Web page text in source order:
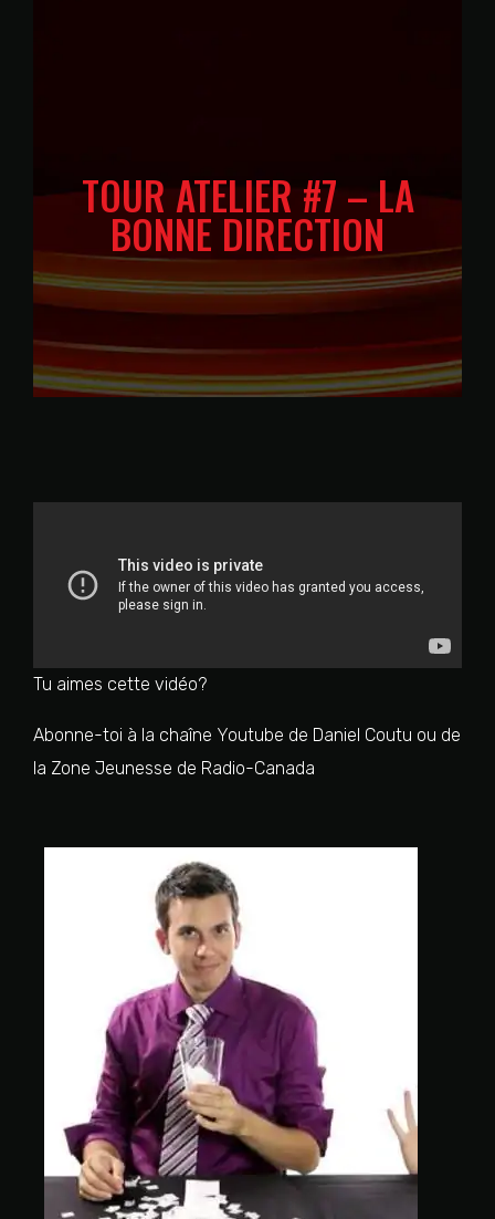
TOUR ATELIER #7 – LA
BONNE DIRECTION
Tu aimes cette vidéo?
Abonne-toi à la chaîne Youtube de Daniel Coutu ou de
la Zone Jeunesse de Radio-Canada